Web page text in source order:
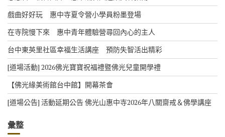
戲曲好好玩 惠中寺夏令營小學員粉墨登場
在寺院慢下來 惠中青年體驗營尋回內心的主人
台中東英里社區幸福生活講座 預防失智活出精彩
[道場活動] 2026佛光寶寶祝福禮暨佛光兒童開學禮
【佛光緣美術館台中館】開幕茶會
[道場公告] 活動延期公告 佛光山惠中寺2026年八關齋戒＆佛學講座
彙整